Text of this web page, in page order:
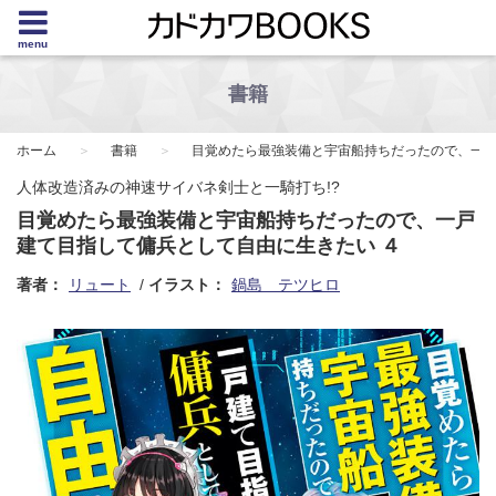
menu
書籍
ホーム 書籍 目覚めたら最強装備と宇宙船持ちだったので、一
人体改造済みの神速サイバネ剣士と一騎打ち!?
目覚めたら最強装備と宇宙船持ちだったので、一戸
建て目指して傭兵として自由に生きたい ４
著者： リュート イラスト： 鍋島 テツヒロ